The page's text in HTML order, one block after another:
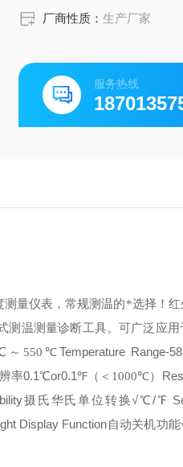
厂商性质：生产厂家
服务热线
测量仪表，常规测温的*选择！红
温测量诊断工具。可广泛应用
～ 550℃Temperature Range-
率0.1℃or0.1℉（ ＜ 1000℃）
摄氏华氏单位转换√℃/℉
Display Function自动关机功能